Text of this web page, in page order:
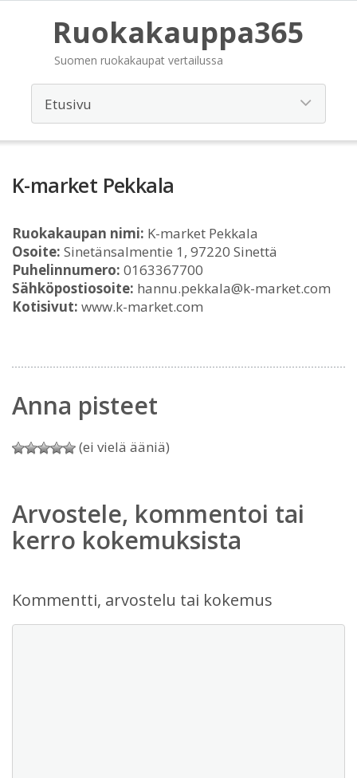
Ruokakauppa365
Suomen ruokakaupat vertailussa
K-market Pekkala
Ruokakaupan nimi: K-market Pekkala
Osoite: Sinetänsalmentie 1, 97220 Sinettä
Puhelinnumero: 0163367700
Sähköpostiosoite: hannu.pekkala@k-market.com
Kotisivut: www.k-market.com
Anna pisteet
(ei vielä ääniä)
Arvostele, kommentoi tai
kerro kokemuksista
Kommentti, arvostelu tai kokemus